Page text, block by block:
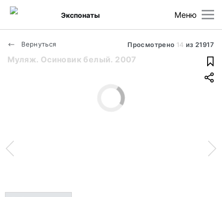
Меню
Экспонаты
Вернуться Просмотрено 14 из 21917
Муляж. Осиновик белый. 2007